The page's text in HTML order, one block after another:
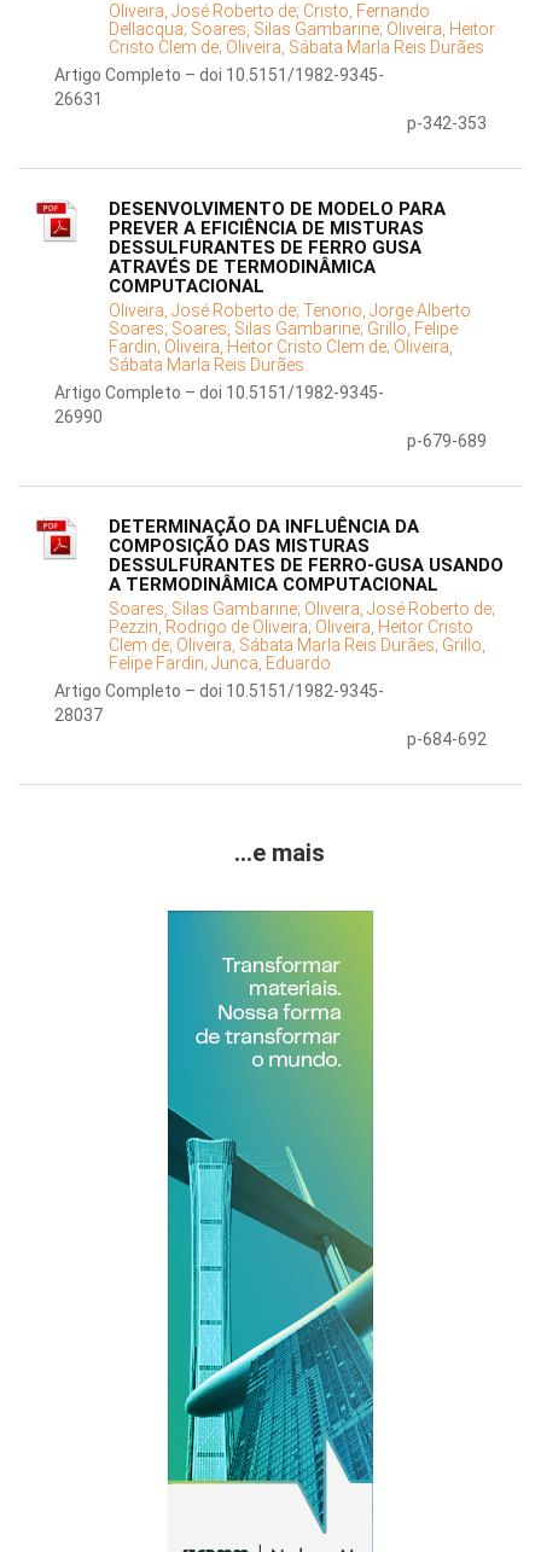
Oliveira, José Roberto de; Cristo, Fernando
Dellacqua; Soares, Silas Gambarine; Oliveira, Heitor
Cristo Clem de; Oliveira, Sábata Marla Reis Durães
Artigo Completo – doi 10.5151/1982-9345-
26631
p-342-353
DESENVOLVIMENTO DE MODELO PARA
PREVER A EFICIÊNCIA DE MISTURAS
DESSULFURANTES DE FERRO GUSA
ATRAVÉS DE TERMODINÂMICA
COMPUTACIONAL
Oliveira, José Roberto de; Tenorio, Jorge Alberto
Soares; Soares, Silas Gambarine; Grillo, Felipe
Fardin; Oliveira, Heitor Cristo Clem de; Oliveira,
Sábata Marla Reis Durães
Artigo Completo – doi 10.5151/1982-9345-
26990
p-679-689
DETERMINAÇÃO DA INFLUÊNCIA DA
COMPOSIÇÃO DAS MISTURAS
DESSULFURANTES DE FERRO-GUSA USANDO
A TERMODINÂMICA COMPUTACIONAL
Soares, Silas Gambarine; Oliveira, José Roberto de;
Pezzin, Rodrigo de Oliveira; Oliveira, Heitor Cristo
Clem de; Oliveira, Sábata Marla Reis Durães; Grillo,
Felipe Fardin; Junca, Eduardo
Artigo Completo – doi 10.5151/1982-9345-
28037
p-684-692
...e mais